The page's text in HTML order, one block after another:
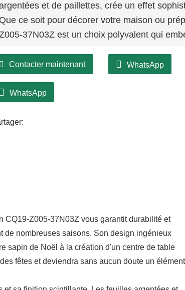
et de paillettes, crée un effet
Que ce soit pour décorer votre maison ou
37N03Z est un choix polyvalent qui
Contacter maintenant WhatsApp
WhatsApp
CQ19-Z005-37N03Z vous garantit durabilité et
de nombreuses saisons. Son design ingénieux
sapin de Noël à la création d'un centre de table
fêtes et deviendra sans aucun doute un élément